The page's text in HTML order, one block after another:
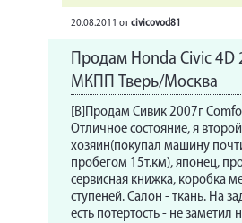
20.08.2011 отcivicovod81
Продам Honda Civic 4D
МКПП Тверь/Москва
[B]Продам Сивик 2007г
Отличное состояние, я второй
хозяин(покупал машину
пробегом 15т.км), японец,
сервисная книжка, коробка
ступеней. Салон - ткань. На
есть потертость - не заметил